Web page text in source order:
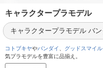
キャラクタープラモデル
キャラクタープラモデル バ
コトブキヤやバンダイ グッドスマイ
気プラモデルを豊富に品揃え。